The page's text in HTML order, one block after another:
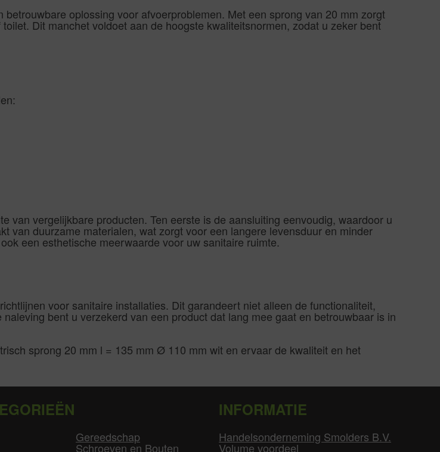
oplossing voor afvoerproblemen. Met een sprong van 20 mm zorgt
Dit manchet voldoet aan de hoogste kwaliteitsnormen, zodat u zeker bent
van vergelijkbare producten. Ten eerste is de aansluiting eenvoudig, waardoor u
van duurzame materialen, wat zorgt voor een langere levensduur en minder
een esthetische meerwaarde voor uw sanitaire ruimte.
voor sanitaire installaties. Dit garandeert niet alleen de functionaliteit,
bent u verzekerd van een product dat lang mee gaat en betrouwbaar is in
sprong 20 mm l = 135 mm Ø 110 mm wit en ervaar de kwaliteit en het
Gereedschap
Schroeven en Bouten
INFORMATIE
Handelsonderneming Smolders B.V.
Volume voordeel